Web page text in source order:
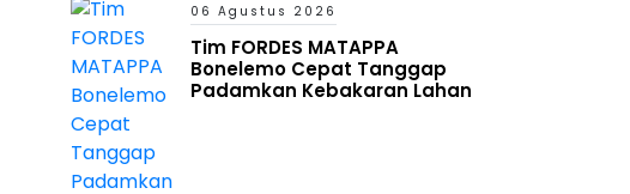
06 Agustus 2026
Tim FORDES MATAPPA
Bonelemo Cepat Tanggap
Padamkan Kebakaran Lahan